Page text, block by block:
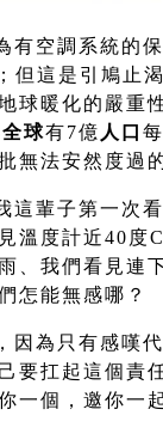
空調系統的
這是引鳩止
球暖化的嚴重
全球有7億 人口
法安然度過
輩子第一次
溫度計近40度
、我們看見連
怎能無感哪？
為只有感嘆
要扛起這個責
一個，邀你一